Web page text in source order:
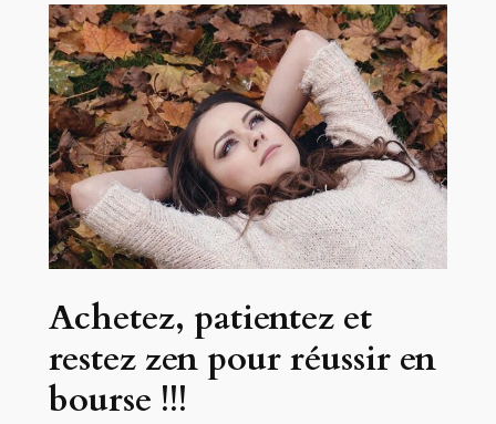
Achetez, patientez et
restez zen pour réussir en
bourse !!!